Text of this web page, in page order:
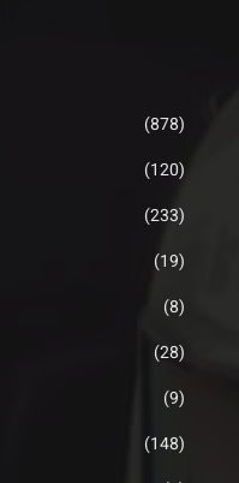
(878)
(120)
(233)
(19)
(8)
(28)
(9)
(148)